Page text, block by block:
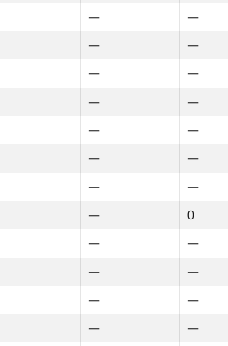
—
—
—
—
—
—
—
—
—
—
—
—
—
—
—
0
—
—
—
—
—
—
—
—
—
—
—
—
—
—
—
—
—
—
—
—
—
—
—
0
—
—
—
—
—
—
—
—